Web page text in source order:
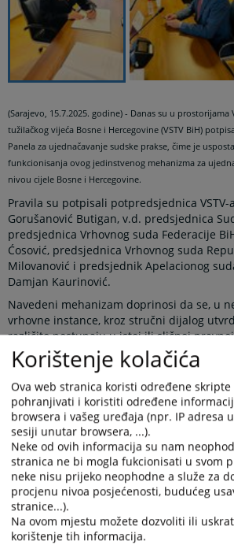
(Sarajevo, 15.7.2025. godine) - Danas su u prostorijama
tužilačkog vijeća Bosne i Hercegovine (VSTV BiH)
Panela za ujednačavanje sudske prakse, čime je
funkcionisanja ovog jedinstvenog mehanizma za
nivou cijele Bosne i Hercegovine.
Pravila su potpisali potpredsjednica VSTV-
Gorušanović Butigan, v.d. predsjednica
predsjednica Vrhovnog suda Federacije
Ćosović, predsjednica Vrhovnog suda
Milovanović i predsjednik Apelacionog
Damjan Kaurinović.
Navedeni mehanizam doprinosi da se, u
vrhovne instance, kroz stručni dijalog
različito postupaju u istoj ili sličnoj
tako različito postupanje može ujednačiti
shvatanja na nivou sudova najviše
ovih shvatanja omogućava građanima i
korištenje istih prilikom ostvarivanja svojih
čime mogu osigurati veću pravnu
zakonom, bez obzira u kom dijelu države
Novi koncept rada Panela predviđa
sastanaka tokom godine, najmanje po
krivičnog, građanskog i upravnog prava.
dogovaraju se na pripremnom sastanku,
početkom svake kalendarske godine u
Sastanci Panela se potom organizuju u
instance, čime je napravljen iskorak u
Korištenje kolačića
Ova web stranica koristi određene skripte
pohranjivati i koristiti određene
browsera i vašeg uređaja (npr. IP adresa
sesiji unutar browsera, ...).
Neke od ovih informacija su nam
stranica ne bi mogla fukcionisati u svom
neke nisu prijeko neophodne a služe za
procjenu nivoa posjećenosti, budućeg
stranice...).
Na ovom mjestu možete dozvoliti ili
korištenje tih informacija.